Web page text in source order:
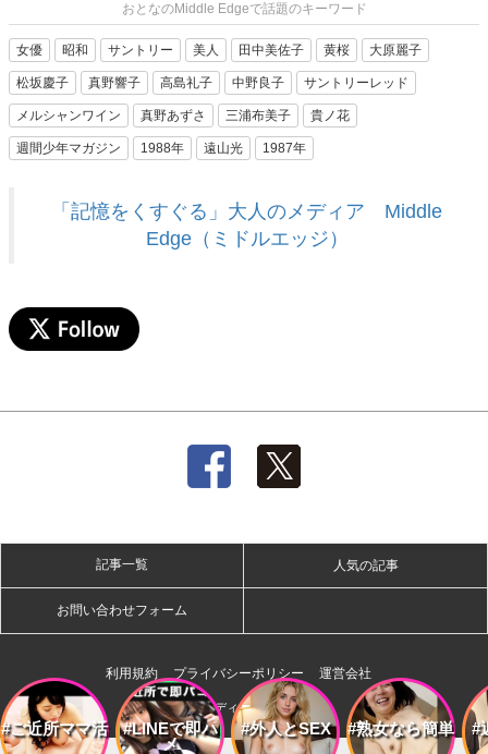
#ご近所ママ活
#LINEで即ハ
メ
#外人とSEX #熟女なら簡単 #
おとなのMiddle Edgeで話題のキーワード
女優 昭和 サントリー 美人 田中美佐子 黄桜 大原麗子
松坂慶子 真野響子 高島礼子 中野良子 サントリーレッド
メルシャンワイン 真野あずさ 三浦布美子 貴ノ花
週間少年マガジン 1988年 遠山光 1987年
「記憶をくすぐる」大人のメディア Middle
Edge（ミドルエッジ）
記事一覧 人気の記事
お問い合わせフォーム
利用規約 プライバシーポリシー 運営会社
株式会社ディー・オー・エム